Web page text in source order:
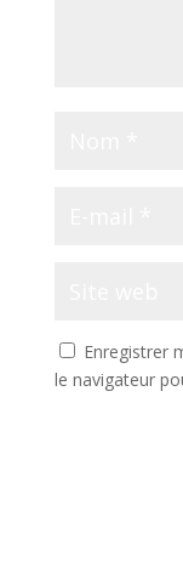
Enregistrer
le navigateur